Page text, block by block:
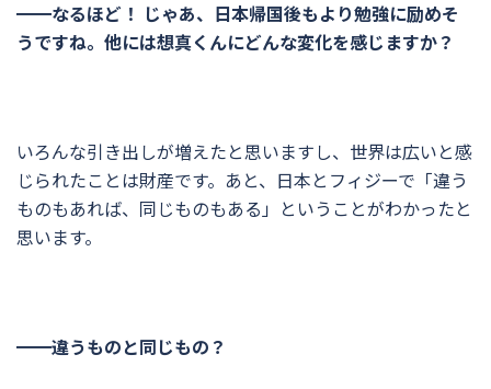
━━なるほど！ じゃあ、日本帰国後もより勉強に励めそ
うですね。他には想真くんにどんな変化を感じますか？
いろんな引き出しが増えたと思いますし、世界は広いと感
じられたことは財産です。あと、日本とフィジーで「違う
ものもあれば、同じものもある」ということがわかったと
思います。
━━違うものと同じもの？